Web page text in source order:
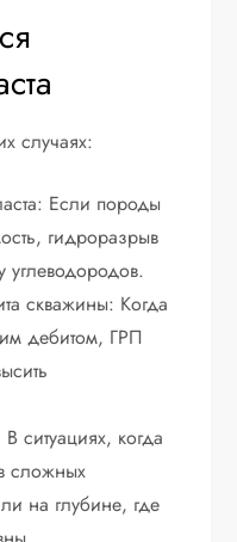
случаях:
Если породы
гидроразрыв
углеводородов.
скважины: Когда
дебитом, ГРП
ситуациях, когда
сложных
на глубине, где